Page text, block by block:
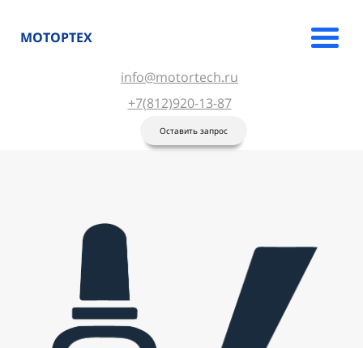
МОТОРТЕХ
info@motortech.ru
+7(812)920-13-87
Оставить запрос